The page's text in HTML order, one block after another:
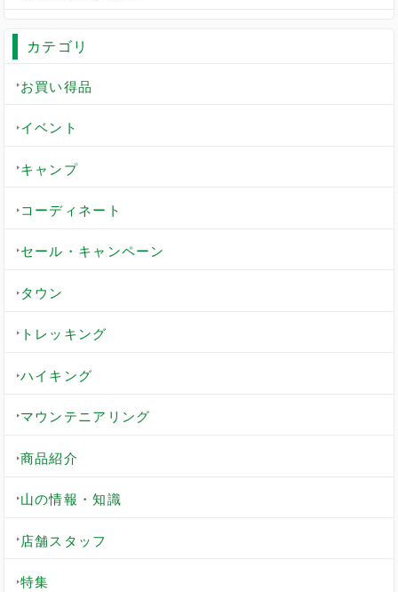
カテゴリ
お買い得品
イベント
キャンプ
コーディネート
セール・キャンペーン
タウン
トレッキング
ハイキング
マウンテニアリング
商品紹介
山の情報・知識
店舗スタッフ
特集